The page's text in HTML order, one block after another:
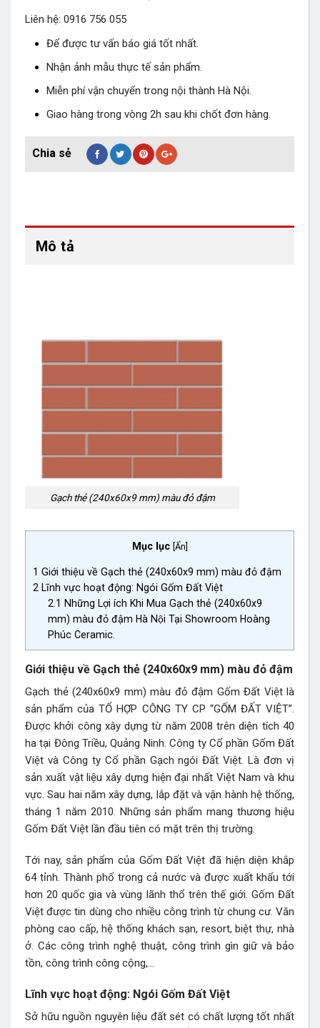
Liên hệ: 0916 756 055
Để được tư vấn báo giá tốt nhất.
Nhận ảnh mẫu thực tế sản phẩm.
Miễn phí vận chuyển trong nội thành Hà Nội.
Giao hàng trong vòng 2h sau khi chốt đơn hàng.
Mô tả
Gạch thẻ (240x60x9 mm) màu đỏ đậm
Mục lục Ẩn
1 Giới thiệu về Gạch thẻ (240x60x9 mm) màu đỏ đậm
2 Lĩnh vực hoạt động: Ngói Gốm Đất Việt
2.1 Những Lợi ích Khi Mua Gạch thẻ (240x60x9
mm) màu đỏ đậm Hà Nội Tại Showroom Hoàng
Phúc Ceramic.
Giới thiệu về Gạch thẻ (240x60x9 mm) màu đỏ đậm
Gạch thẻ (240x60x9 mm) màu đỏ đậm Gốm Đất Việt là
sản phẩm của TỔ HỢP CÔNG TY CP “GỐM ĐẤT VIỆT”.
Được khởi công xây dựng từ năm 2008 trên diện tích 40
ha tại Đông Triều, Quảng Ninh. Công ty Cổ phần Gốm Đất
Việt và Công ty Cổ phần Gạch ngói Đất Việt. Là đơn vị
sản xuất vật liệu xây dựng hiện đại nhất Việt Nam và khu
vực. Sau hai năm xây dựng, lắp đặt và vận hành hệ thống,
tháng 1 năm 2010. Những sản phẩm mang thương hiệu
Gốm Đất Việt lần đầu tiên có mặt trên thị trường.
Tới nay, sản phẩm của Gốm Đất Việt đã hiện diện khắp
64 tỉnh. Thành phố trong cả nước và được xuất khẩu tới
hơn 20 quốc gia và vùng lãnh thổ trên thế giới. Gốm Đất
Việt được tin dùng cho nhiều công trình từ chung cư. Văn
phòng cao cấp, hệ thống khách sạn, resort, biệt thự, nhà
ở. Các công trình nghệ thuật, công trình gìn giữ và bảo
tồn, công trình công cộng,…
Lĩnh vực hoạt động: Ngói Gốm Đất Việt
Sở hữu nguồn nguyên liệu đất sét có chất lượng tốt nhất